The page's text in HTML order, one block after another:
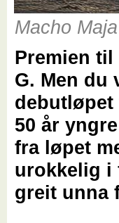
Macho Maja
Premien
G. Men du
50 år
fra løpet
urokkelig i
greit unna